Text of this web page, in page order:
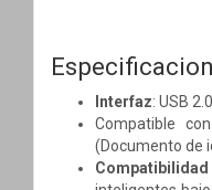
Interfaz: USB
Compatible
(Documento de